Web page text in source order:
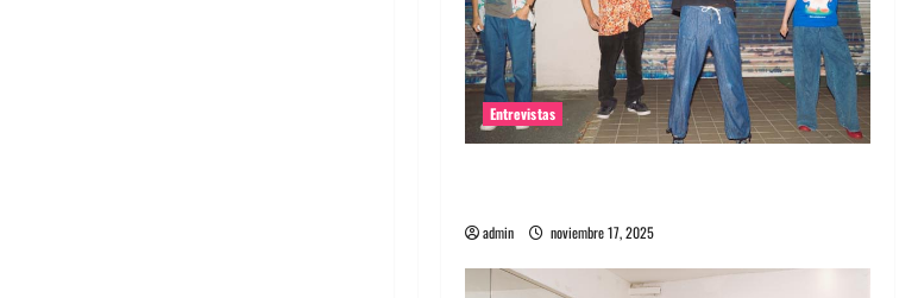
Entrevistas
admin noviembre 17, 2025